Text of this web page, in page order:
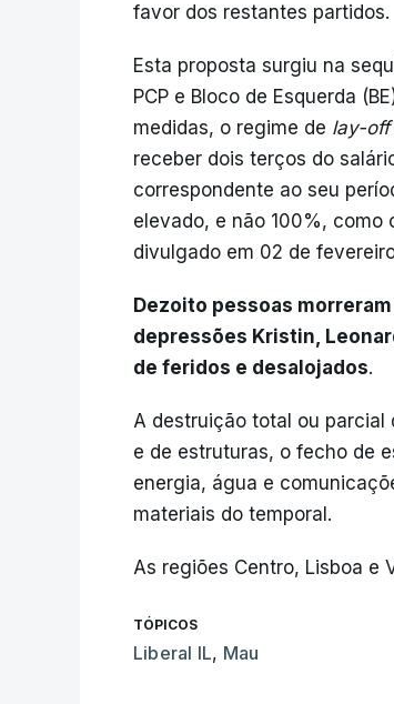
favor dos restantes partidos.
Esta proposta surgiu na
PCP e Bloco de Esquerda
medidas, o regime de lay-off
receber dois terços do
correspondente ao seu
elevado, e não 100%, como
divulgado em 02 de
Dezoito pessoas
depressões Kristin,
de feridos e desalojados.
A destruição total ou parcial
e de estruturas, o fecho de
energia, água e
materiais do temporal.
As regiões Centro, Lisboa e
TÓPICOS
Liberal IL, Mau